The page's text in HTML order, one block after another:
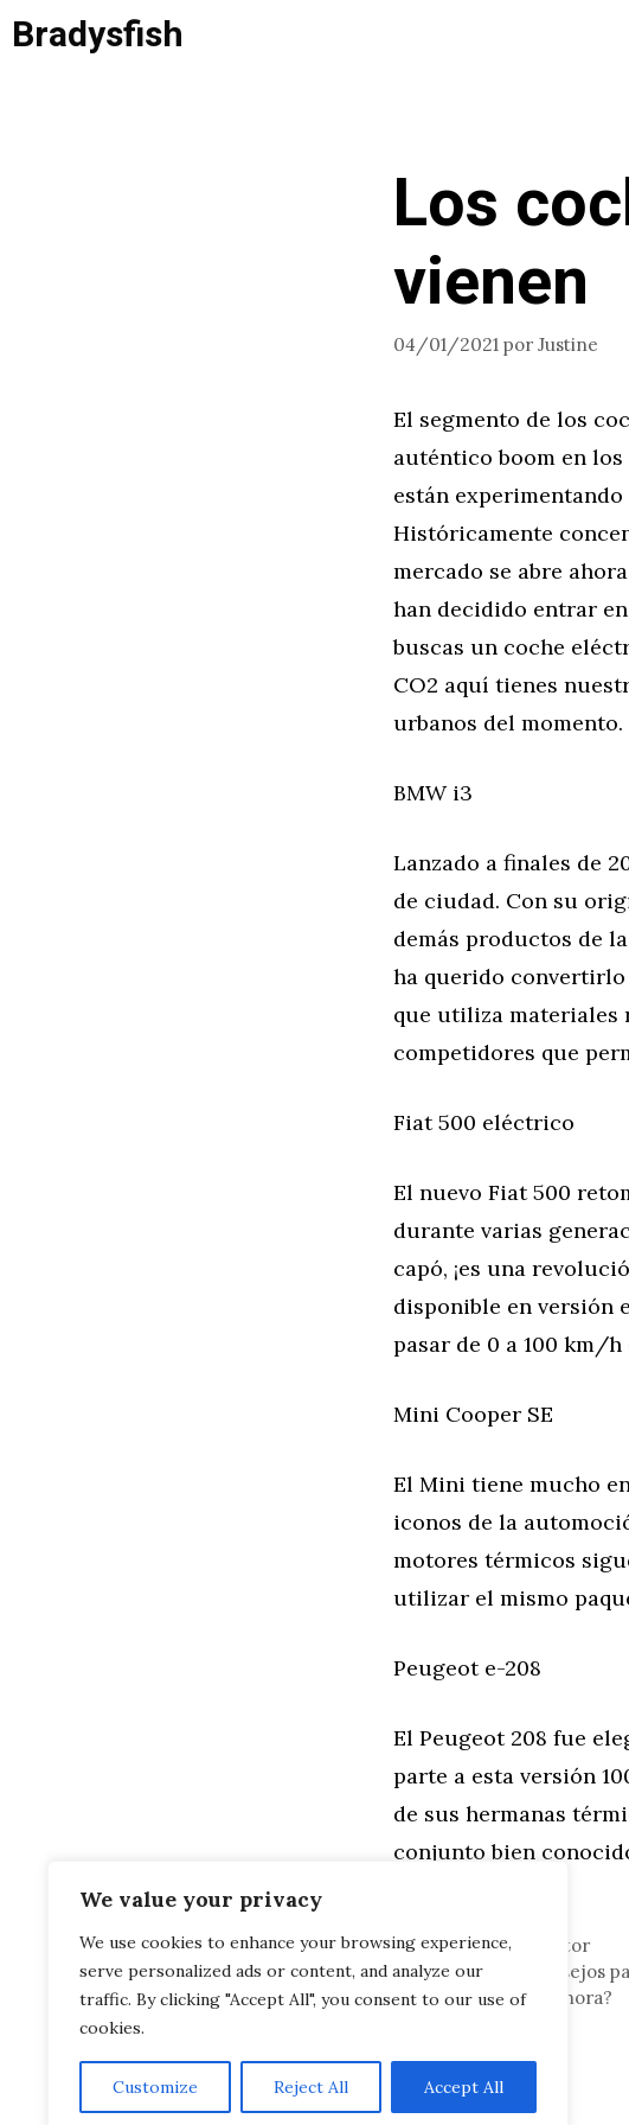
We value your privacy
We use cookies to enhance your browsing experience,
serve personalized ads or content, and analyze our
traffic. By clicking "Accept All", you consent to our use of
cookies.
Customize Reject All Accept All
Saltar
alBradysfish
Los
vienen
04/01/2021 por Justine
El segmento de los
auténtico boom en los
están
Históricamente
mercado se abre
han decidido entrar
buscas un coche
CO2 aquí tienes
urbanos del momento.
BMW i3
Lanzado a finales de
de ciudad. Con su
demás productos de
ha querido
que utiliza materiales
competidores que
Fiat 500 eléctrico
El nuevo Fiat 500
durante varias
capó, ¡es una
disponible en versión
pasar de 0 a 100 km/h
Mini Cooper SE
El Mini tiene mucho
iconos de la
motores térmicos
utilizar el mismo
Peugeot e-208
El Peugeot 208 fue
parte a esta versión
de sus hermanas
conjunto bien
Etiquetas
Automoción
Motor
Siga estos 3 consejos
¿Coches diesel ahora?